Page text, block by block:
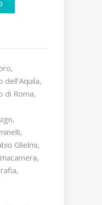
dell'Aquila
di Roma
Glielmi